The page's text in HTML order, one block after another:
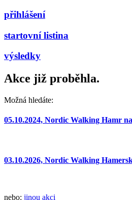
přihlášení
startovní listina
výsledky
Akce již proběhla.
Možná hledáte:
05.10.2024, Nordic Walking Hamr
03.10.2026, Nordic Walking
nebo: jinou akci